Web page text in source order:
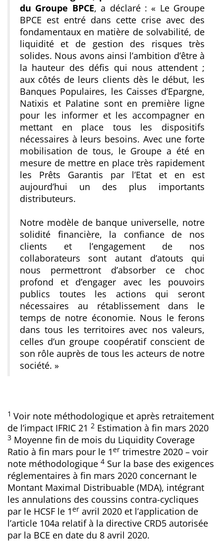
du Groupe BPCE, a déclaré :« Le Groupe
BPCE est entré dans cette crise avec des
fondamentaux en matière de solvabilité, de
liquidité et de gestion des risques très
solides. Nous avons ainsi l’ambition d’être à
la hauteur des défis qui nous attendent ;
aux côtés de leurs clients dès le début, les
Banques Populaires, les Caisses d’Epargne,
Natixis et Palatine sont en première ligne
pour les informer et les accompagner en
mettant en place tous les dispositifs
nécessaires à leurs besoins. Avec une forte
mobilisation de tous, le Groupe a été en
mesure de mettre en place très rapidement
les Prêts Garantis par l’Etat et en est
aujourd’hui un des plus importants
distributeurs.
Notre modèle de banque universelle, notre
solidité financière, la confiance de nos
clients et l’engagement de nos
collaborateurs sont autant d’atouts qui
nous permettront d’absorber ce choc
profond et d’engager avec les pouvoirs
publics toutes les actions qui seront
nécessaires au rétablissement dans le
temps de notre économie. Nous le ferons
dans tous les territoires avec nos valeurs,
celles d’un groupe coopératif conscient de
son rôle auprès de tous les acteurs de notre
société. »
1 Voir note méthodologique et après retraitement
de l’impact IFRIC 21 2 Estimation à fin mars 2020
3 Moyenne fin de mois du Liquidity Coverage
Ratio à fin mars pour le 1er trimestre 2020 – voir
note méthodologique 4 Sur la base des exigences
réglementaires à fin mars 2020 concernant le
Montant Maximal Distribuable (MDA), intégrant
les annulations des coussins contra-cycliques
par le HCSF le 1er avril 2020 et l’application de
l’article 104a relatif à la directive CRD5 autorisée
par la BCE en date du 8 avril 2020.